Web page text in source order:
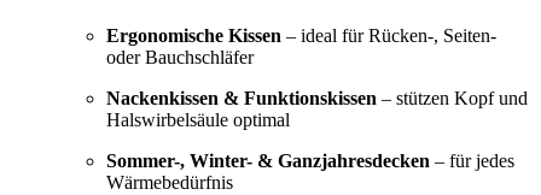
Ergonomische Kissen – ideal für Rücken-, Seiten-
oder Bauchschläfer
Nackenkissen & Funktionskissen – stützen Kopf und
Halswirbelsäule optimal
Sommer-, Winter- & Ganzjahresdecken – für jedes
Wärmebedürfnis